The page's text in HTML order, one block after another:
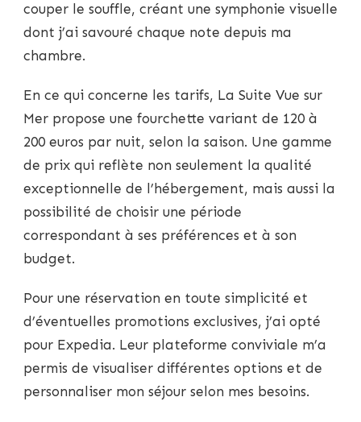
couper le souffle, créant une symphonie visuelle
dont j’ai savouré chaque note depuis ma
chambre.
En ce qui concerne les tarifs, La Suite Vue sur
Mer propose une fourchette variant de 120 à
200 euros par nuit, selon la saison. Une gamme
de prix qui reflète non seulement la qualité
exceptionnelle de l’hébergement, mais aussi la
possibilité de choisir une période
correspondant à ses préférences et à son
budget.
Pour une réservation en toute simplicité et
d’éventuelles promotions exclusives, j’ai opté
pour Expedia. Leur plateforme conviviale m’a
permis de visualiser différentes options et de
personnaliser mon séjour selon mes besoins.